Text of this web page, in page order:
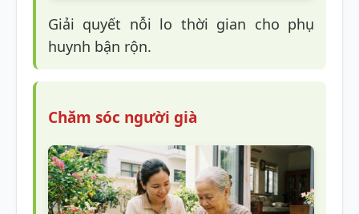
Giải quyết nỗi lo thời gian cho phụ
huynh bận rộn.
Chăm sóc người già